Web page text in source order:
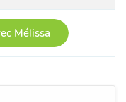
Mélissa